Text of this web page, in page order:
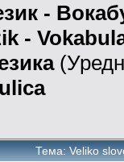
-
-
Тема: Veliko